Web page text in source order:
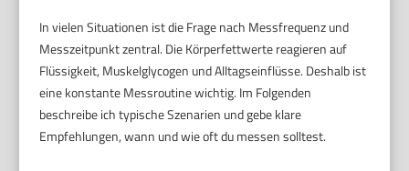
In vielen Situationen ist die Frage nach Messfrequenz und
Messzeitpunkt zentral. Die Körperfettwerte reagieren auf
Flüssigkeit, Muskelglycogen und Alltagseinflüsse. Deshalb ist
eine konstante Messroutine wichtig. Im Folgenden
beschreibe ich typische Szenarien und gebe klare
Empfehlungen, wann und wie oft du messen solltest.